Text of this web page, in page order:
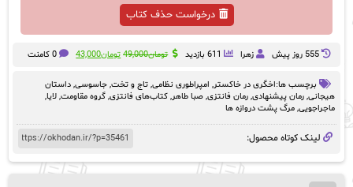
درخواست حذف کتاب
555 روز پيش زهرا 611 بازدید تومان49,000 قیمت
بود.
تومان43,000قیمت0 کامنت
برچسب ها:اخگری در خاکستر, امپراطوری نظامی, تاج و تخت, جاسوسی, داستان
هیجانی, رمان پیشنهادی, رمان فانتزی, صبا طاهر, کتاب‌های فانتزی, گروه مقاومت, لایا,
ماجراجویی, مرگ پشت دروازه ها
لینک کوتاه محصول: